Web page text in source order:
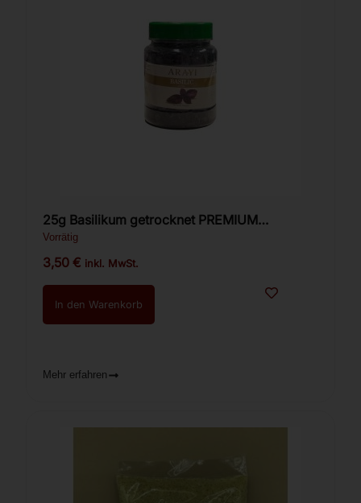
25g Basilikum getrocknet PREMIUM
(Ռեհան)
Vorrätig
3,50€ inkl. MwSt.
In den Warenkorb
Mehr erfahren